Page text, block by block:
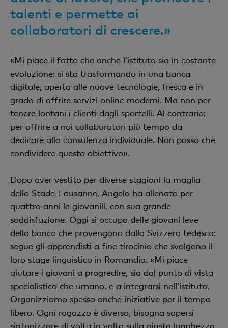
talenti e permette ai
collaboratori di crescere.»
«Mi piace il fatto che anche l’istituto sia in costante
evoluzione: si sta trasformando in una banca
digitale, aperta alle nuove tecnologie, fresca e in
grado di offrire servizi online moderni. Ma non per
tenere lontani i clienti dagli sportelli. Al contrario:
per offrire a noi collaboratori più tempo da
dedicare alla consulenza individuale. Non posso che
condividere questo obiettivo».
Dopo aver vestito per diverse stagioni la maglia
dello Stade-Lausanne, Angelo ha allenato per
quattro anni le giovanili, con sua grande
soddisfazione. Oggi si occupa delle giovani leve
della banca che provengono dalla Svizzera tedesca:
segue gli apprendisti a fine tirocinio che svolgono il
loro stage linguistico in Romandia. «Mi piace
aiutare i giovani a progredire, sia dal punto di vista
specialistico che umano, e a integrarsi nell’istituto.
Organizziamo spesso anche iniziative per il tempo
libero. Ogni ragazzo è diverso, bisogna sapersi
sintonizzare di volta in volta sulla giusta lunghezza